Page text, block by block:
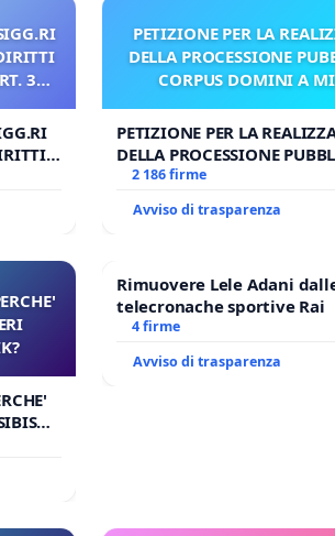
3
UDG)
PETIZIONE PER LA
DELLA PROCESSIONE
CORPUS DOMINI A
PETIZIONE PER LA
DELLA PROCESSIONE
CORPUS DOMINI A MILANO
2 186 firme
Avviso di trasparenza
Rimuovere Lele Adani
telecronache sportive Rai
4 firme
Avviso di trasparenza